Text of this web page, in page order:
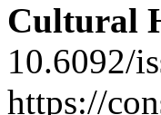
Cultural
10.6092/
https://